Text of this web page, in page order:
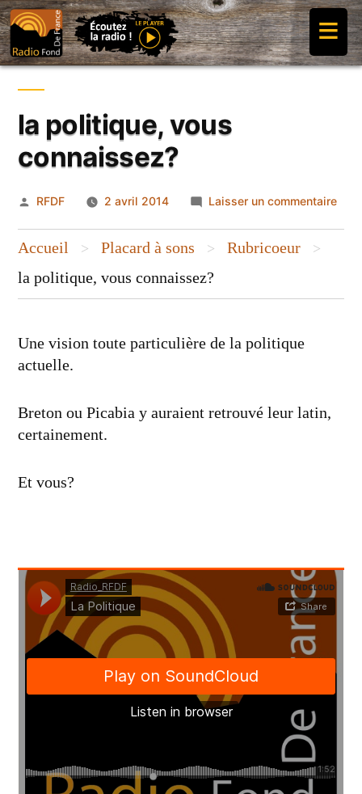
Aller
au
contenu
≡
la politique, vous
connaissez?
Publié
RFDF 2 avril 2014 Laisser un commentairesur
Accueil > Placard à sons > Rubricoeur >
la politique, vous connaissez?
Une vision toute particulière de la politique
actuelle.
Breton ou Picabia y auraient retrouvé leur latin,
certainement.
Et vous?